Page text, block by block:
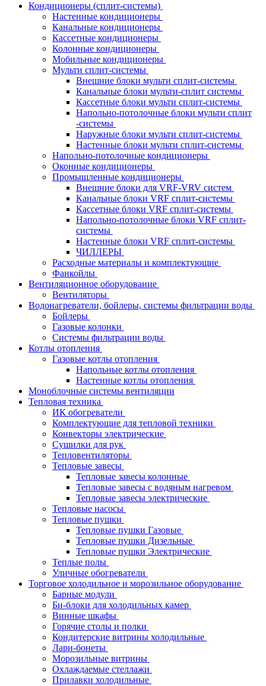
Кондиционеры (сплит-системы)
Настенные кондиционеры
Канальные кондиционеры
Кассетные кондиционеры
Колонные кондиционеры
Мобильные кондиционеры
Мульти сплит-системы
Внешние блоки мульти сплит-системы
Канальные блоки мульти-сплит системы
Кассетные блоки мульти сплит-системы
Напольно-потолочные блоки мульти сплит
-системы
Наружные блоки мульти сплит-системы
Настенные блоки мульти сплит-системы
Напольно-потолочные кондиционеры
Оконные кондиционеры
Промышленные кондиционеры
Внешние блоки для VRF-VRV систем
Канальные блоки VRF сплит-системы
Кассетные блоки VRF сплит-системы
Напольно-потолочные блоки VRF сплит-
системы
Настенные блоки VRF сплит-системы
ЧИЛЛЕРЫ
Расходные материалы и комплектующие
Фанкойлы
Вентиляционное оборудование
Вентиляторы
Водонагреватели, бойлеры, системы фильтрации воды
Бойлеры
Газовые колонки
Системы фильтрации воды
Котлы отопления
Газовые котлы отопления
Напольные котлы отопления
Настенные котлы отопления
Моноблочные системы вентиляции
Тепловая техника
ИК обогреватели
Комплектующие для тепловой техники
Конвекторы электрические
Сушилки для рук
Тепловентиляторы
Тепловые завесы
Тепловые завесы колонные
Тепловые завесы с водяным нагревом
Тепловые завесы электрические
Тепловые насосы
Тепловые пушки
Тепловые пушки Газовые
Тепловые пушки Дизельные
Тепловые пушки Электрические
Теплые полы
Уличные обогреватели
Торговое холодильное и морозильное оборудование
Барные модули
Би-блоки для холодильных камер
Винные шкафы
Горячие столы и полки
Кондитерские витрины холодильные
Лари-бонеты
Морозильные витрины
Охлаждаемые стеллажи
Прилавки холодильные